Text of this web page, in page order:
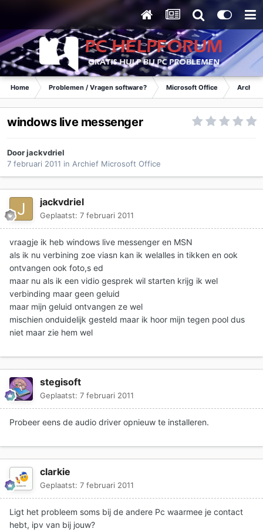
Home Problemen / Vragen software? Microsoft Office Archief
windows live messenger
Doorjackvdriel
7 februari 2011 in Archief Microsoft Office
jackvdriel
Geplaatst: 7 februari 2011
vraagje ik heb windows live messenger en MSN
als ik nu verbining zoe viasn kan ik welalles in tikken en ook
ontvangen ook foto,s ed
maar nu als ik een vidio gesprek wil starten krijg ik wel
verbinding maar geen geluid
maar mijn geluid ontvangen ze wel
mischien onduidelijk gesteld maar ik hoor mijn tegen pool dus
niet maar zie hem wel
stegisoft
Geplaatst: 7 februari 2011
Probeer eens de audio driver opnieuw te installeren.
clarkie
Geplaatst: 7 februari 2011
Ligt het probleem soms bij de andere Pc waarmee je contact
hebt, ipv van bij jouw?